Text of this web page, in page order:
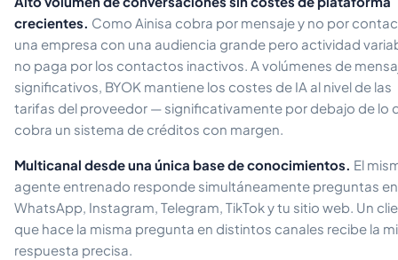
crecientes. Como Ainisa cobra por mensaje y no por
una empresa con una audiencia grande pero actividad
no paga por los contactos inactivos. A volúmenes de
significativos, BYOK mantiene los costes de IA al nivel de las
tarifas del proveedor — significativamente por debajo de lo
cobra un sistema de créditos con margen.
Multicanal desde una única base de conocimientos. El
agente entrenado responde simultáneamente preguntas en
WhatsApp, Instagram, Telegram, TikTok y tu sitio web. Un
que hace la misma pregunta en distintos canales recibe la
respuesta precisa.